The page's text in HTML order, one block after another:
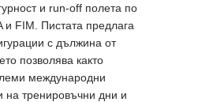
и run-off полета по
и FIM. Пистата предлага
с дължина от
позволява както
международни
на тренировъчни дни и